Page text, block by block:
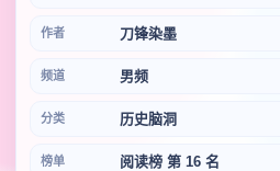
作者 刀锋染墨
频道 男频
分类 历史脑洞
榜单 阅读榜 第 16 名